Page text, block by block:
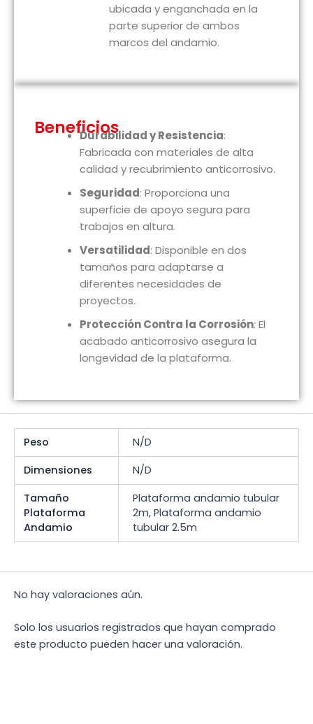
ubicada y enganchada en la
parte superior de ambos
marcos del andamio.
BeneficiosDurabilidad y Resistencia:
Fabricada con materiales de alta
calidad y recubrimiento anticorrosivo.
Seguridad: Proporciona una
superficie de apoyo segura para
trabajos en altura.
Versatilidad: Disponible en dos
tamaños para adaptarse a
diferentes necesidades de
proyectos.
Protección Contra la Corrosión: El
acabado anticorrosivo asegura la
longevidad de la plataforma.
Peso
N/D
Dimensiones
N/D
Tamaño
Plataforma
Andamio
Plataforma andamio tubular
2m, Plataforma andamio
tubular 2.5m
No hay valoraciones aún.
Solo los usuarios registrados que hayan comprado
este producto pueden hacer una valoración.